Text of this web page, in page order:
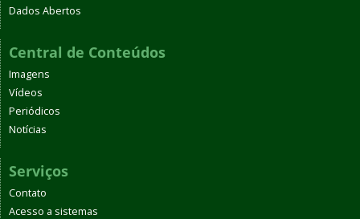
Dados Abertos
Central de Conteúdos
Imagens
Vídeos
Periódicos
Notícias
Serviços
Contato
Acesso a sistemas